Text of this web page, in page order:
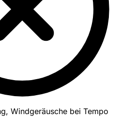
Windgeräusche bei Tempo